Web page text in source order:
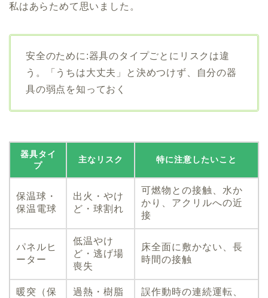
私はあらためて思いました。
安全のために:器具のタイプごとにリスクは違
う。「うちは大丈夫」と決めつけず、自分の器
具の弱点を知っておく
器具タイ
プ
主なリスク 特に注意したいこと
保温球・
保温電球
出火・やけ
ど・球割れ
可燃物との接触、水か
かり、アクリルへの近
接
パネルヒ
ーター
低温やけ
ど・逃げ場
喪失
床全面に敷かない、長
時間の接触
暖突（保
過熱・樹脂
誤作動時の連続運転、